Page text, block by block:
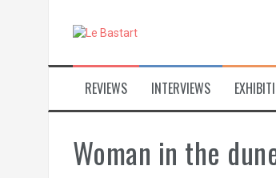
REVIEWS INTERVIEWS
Woman in the